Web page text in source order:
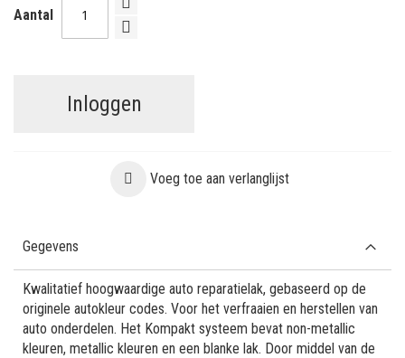
Aantal
Inloggen
Voeg toe aan verlanglijst
Gegevens
Kwalitatief hoogwaardige auto reparatielak, gebaseerd op de
originele autokleur codes. Voor het verfraaien en herstellen van
auto onderdelen. Het Kompakt systeem bevat non-metallic
kleuren, metallic kleuren en een blanke lak. Door middel van de